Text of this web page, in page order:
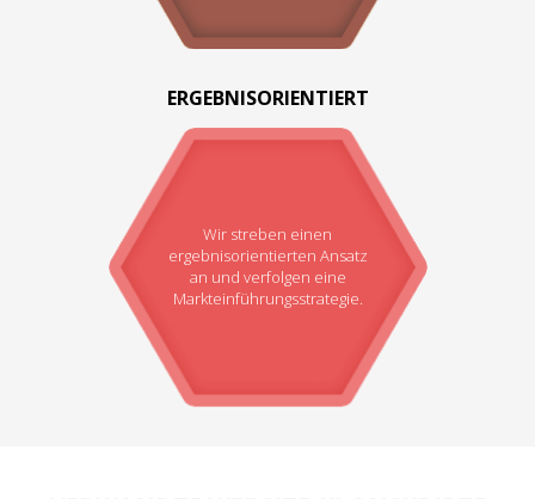
ERGEBNISORIENTIERT
Wir streben einen
ergebnisorientierten Ansatz
an und verfolgen eine
Markteinführungsstrategie.